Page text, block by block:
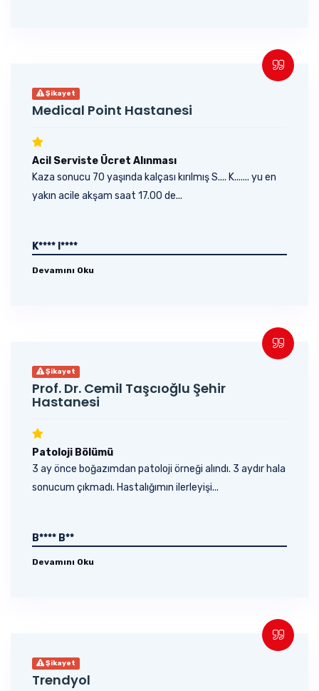
Şikayet
Medical Point Hastanesi
Acil Serviste Ücret Alınması
Kaza sonucu 70 yaşında kalçası kırılmış S.... K....... yu en
yakın acile akşam saat 17.00 de...
K**** I****
Devamını Oku
Şikayet
Prof. Dr. Cemil Taşcıoğlu Şehir
Hastanesi
Patoloji Bölümü
3 ay önce boğazımdan patoloji örneği alındı. 3 aydır hala
sonucum çıkmadı. Hastalığımın ilerleyişi...
B**** B**
Devamını Oku
Şikayet
Trendyol